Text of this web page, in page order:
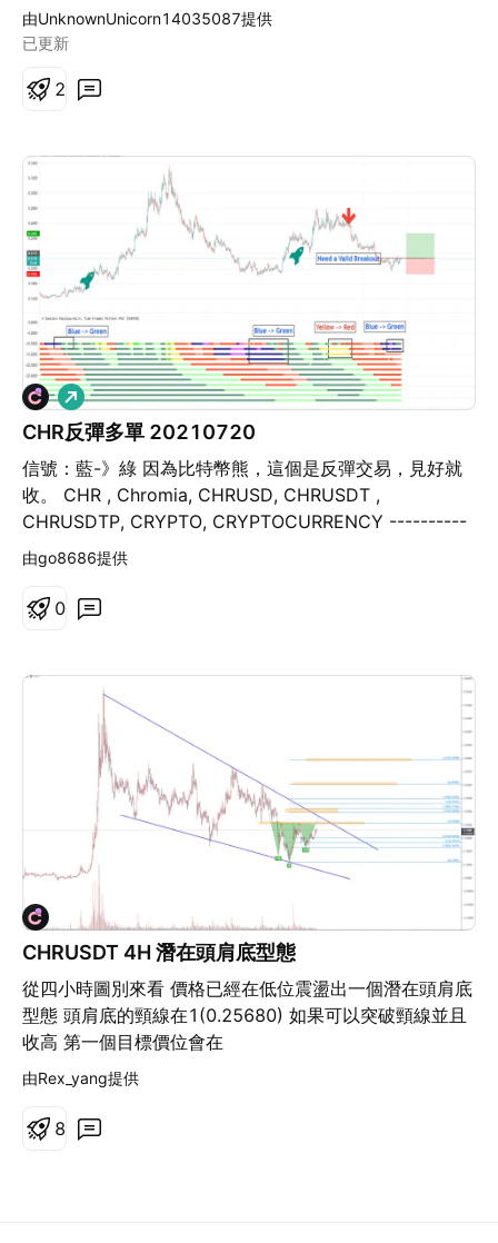
由UnknownUnicorn14035087提供
已更新
2
CHR反彈多單 20210720
信號：藍-》綠 因為比特幣熊，這個是反彈交易，見好就
收。 CHR , Chromia, CHRUSD, CHRUSDT ,
CHRUSDTP, CRYPTO, CRYPTOCURRENCY ----------
風險提示---------- 本觀點唯一個人觀點，不構成投資交
險
看
多
由go8686提供
0
CHRUSDT 4H 潛在頭肩底型態
從四小時圖別來看 價格已經在低位震盪出一個潛在頭肩底
型態 頭肩底的頸線在1(0.25680) 如果可以突破頸線並且
收高 第一個目標價位會在
1.272~1.382(0.29686~0.31306)附近 因為第一目標價
位剛好也在長天期的下降趨勢線附近建議做好空間停利 又
如果價格可以突破下降趨勢線並且收高 第二個目標區間會
在2(0.40407)附近 第三個目標區間會在2.618(0.49508)
由Rex_yang提供
8